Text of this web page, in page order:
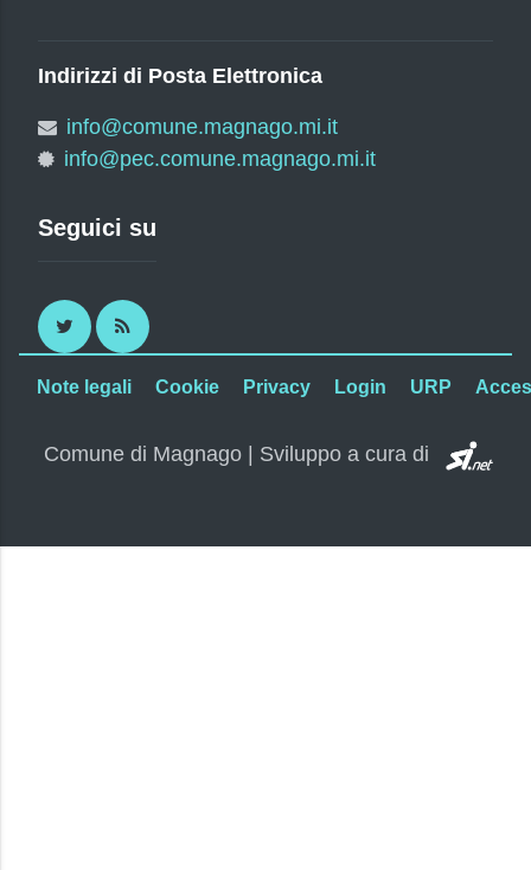
Indirizzi di Posta Elettronica
info@comune.magnago.mi.it
info@pec.comune.magnago.mi.it
Seguici su
Twitter RSS
Note legali Cookie Privacy Login URP
Comune di Magnago | Sviluppo a cura di